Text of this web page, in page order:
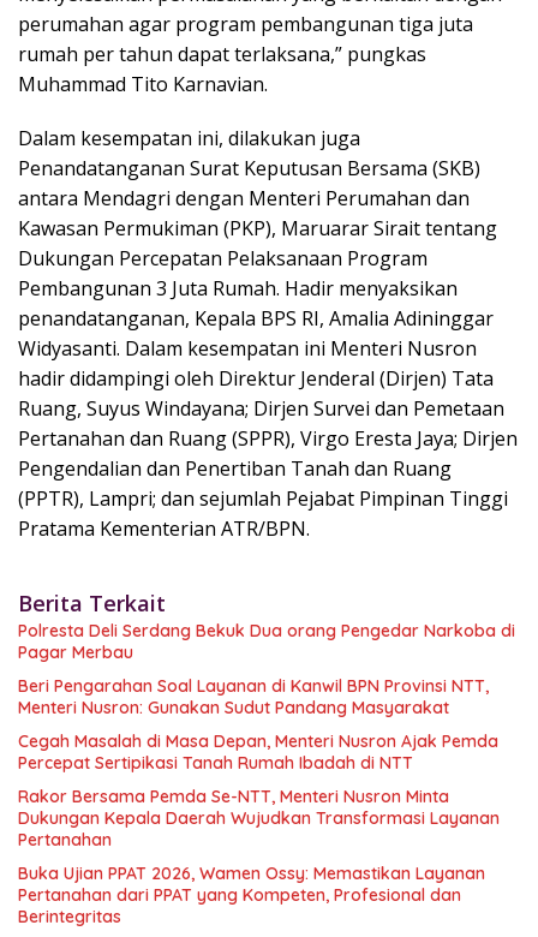
perumahan agar program pembangunan tiga juta
rumah per tahun dapat terlaksana,” pungkas
Muhammad Tito Karnavian.
Dalam kesempatan ini, dilakukan juga
Penandatanganan Surat Keputusan Bersama (SKB)
antara Mendagri dengan Menteri Perumahan dan
Kawasan Permukiman (PKP), Maruarar Sirait tentang
Dukungan Percepatan Pelaksanaan Program
Pembangunan 3 Juta Rumah. Hadir menyaksikan
penandatanganan, Kepala BPS RI, Amalia Adininggar
Widyasanti. Dalam kesempatan ini Menteri Nusron
hadir didampingi oleh Direktur Jenderal (Dirjen) Tata
Ruang, Suyus Windayana; Dirjen Survei dan Pemetaan
Pertanahan dan Ruang (SPPR), Virgo Eresta Jaya; Dirjen
Pengendalian dan Penertiban Tanah dan Ruang
(PPTR), Lampri; dan sejumlah Pejabat Pimpinan Tinggi
Pratama Kementerian ATR/BPN.
Berita Terkait
Polresta Deli Serdang Bekuk Dua orang Pengedar Narkoba di
Pagar Merbau
Beri Pengarahan Soal Layanan di Kanwil BPN Provinsi NTT,
Menteri Nusron: Gunakan Sudut Pandang Masyarakat
Cegah Masalah di Masa Depan, Menteri Nusron Ajak Pemda
Percepat Sertipikasi Tanah Rumah Ibadah di NTT
Rakor Bersama Pemda Se-NTT, Menteri Nusron Minta
Dukungan Kepala Daerah Wujudkan Transformasi Layanan
Pertanahan
Buka Ujian PPAT 2026, Wamen Ossy: Memastikan Layanan
Pertanahan dari PPAT yang Kompeten, Profesional dan
Berintegritas